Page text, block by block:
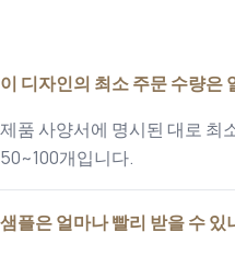
이 디자인의 최소 주문 수량은
제품 사양서에 명시된 대로 최
50~100개입니다.
샘플은 얼마나 빨리 받을 수 있